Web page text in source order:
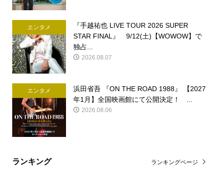
エンタメ
『手越祐也 LIVE TOUR 2026 SUPER
STAR FINAL』 9/12(土)【WOWOW】で
独占...
2026.08.07
エンタメ
浜田省吾 『ON THE ROAD 1988』 【2027
年1月】全国映画館にて公開決定！ ...
2026.08.06
ランキング ランキングページ